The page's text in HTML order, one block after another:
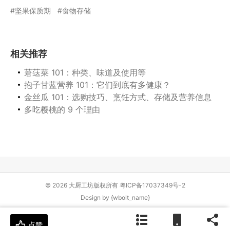
坚果保质期 食物存储
相关推荐
莙荙菜 101：种类、味道及使用等
抱子甘蓝营养 101：它们到底有多健康？
金丝瓜 101：选购技巧、烹饪方式、存储及营养信息
多吃樱桃的 9 个理由
© 2026 大厨工坊版权所有 粤ICP备17037349号-2
Design by {wbolt_name}